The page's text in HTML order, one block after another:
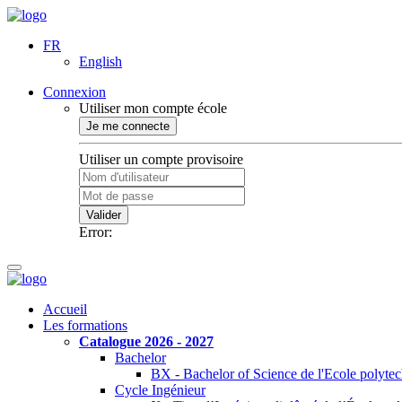
FR
English
Connexion
Utiliser mon compte école
Je me connecte
Utiliser un compte provisoire
Valider
Error:
Accueil
Les formations
Catalogue 2026 - 2027
Bachelor
BX - Bachelor of Science de l'Ecole
Cycle Ingénieur